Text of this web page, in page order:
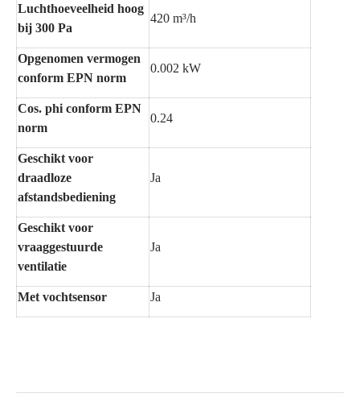
Luchthoeveelheid hoog
bij 300 Pa
420 m³/h
Opgenomen vermogen
conform EPN norm
0.002 kW
Cos. phi conform EPN
norm
0.24
Geschikt voor
draadloze
afstandsbediening
Ja
Geschikt voor
vraaggestuurde
ventilatie
Ja
Met vochtsensor Ja